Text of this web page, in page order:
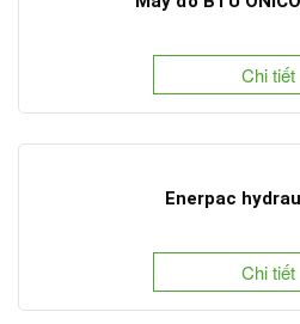
Chi tiết
Enerpac
Chi tiết